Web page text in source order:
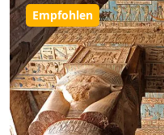
Empfohlen